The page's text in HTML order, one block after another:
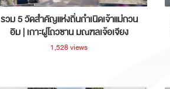
รวม 5 วัดสำคัญแห่งถิ่นกำเนิดเจ้าแม่กวน
อิม | เกาะผู่โถวซาน มณฑลเจ้อเจียง
ประเทศจีน
1,528 views